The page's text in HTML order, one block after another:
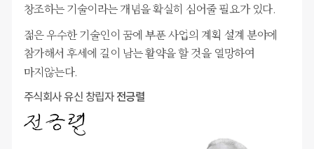
창조하는 기술이라는 개념을확실히 심어줄 필요가 있다.
젊은 우수한 기술인이 꿈에 부푼 사업의 계획 설계 분야에
참가해서 후세에 길이 남는 활약을 할 것을 열망하여
마지않는다.
주식회사 유신 창립자 전긍렬